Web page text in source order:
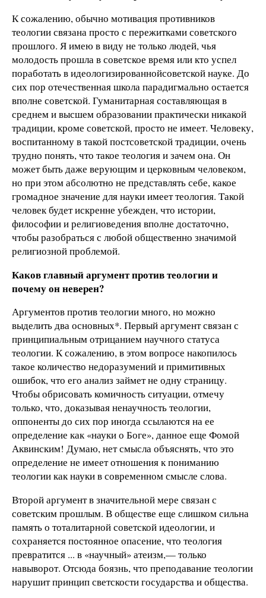
К сожалению, обычно мотивация противников
теологии связана просто с пережитками советского
прошлого. Я имею в виду не только людей, чья
молодость прошла в советское время или кто успел
поработать в идеологизированнойсоветской науке. До
сих пор отечественная школа парадигмально остается
вполне советской. Гуманитарная составляющая в
среднем и высшем образовании практически никакой
традиции, кроме советской, просто не имеет. Человеку,
воспитанному в такой постсоветской традиции, очень
трудно понять, что такое теология и зачем она. Он
может быть даже верующим и церковным человеком,
но при этом абсолютно не представлять себе, какое
громадное значение для науки имеет теология. Такой
человек будет искренне убежден, что истории,
философии и религиоведения вполне достаточно,
чтобы разобраться с любой общественно значимой
религиозной проблемой.
Каков главный аргумент против теологии и
почему он неверен?
Аргументов против теологии много, но можно
выделить два основных*. Первый аргумент связан с
принципиальным отрицанием научного статуса
теологии. К сожалению, в этом вопросе накопилось
такое количество недоразумений и примитивных
ошибок, что его анализ займет не одну страницу.
Чтобы обрисовать комичность ситуации, отмечу
только, что, доказывая ненаучность теологии,
оппоненты до сих пор иногда ссылаются на ее
определение как «науки о Боге», данное еще Фомой
Аквинским! Думаю, нет смысла объяснять, что это
определение не имеет отношения к пониманию
теологии как науки в современном смысле слова.
Второй аргумент в значительной мере связан с
советским прошлым. В обществе еще слишком сильна
память о тоталитарной советской идеологии, и
сохраняется постоянное опасение, что теология
превратится ... в «научный» атеизм,— только
навыворот. Отсюда боязнь, что преподавание теологии
нарушит принцип светскости государства и общества.